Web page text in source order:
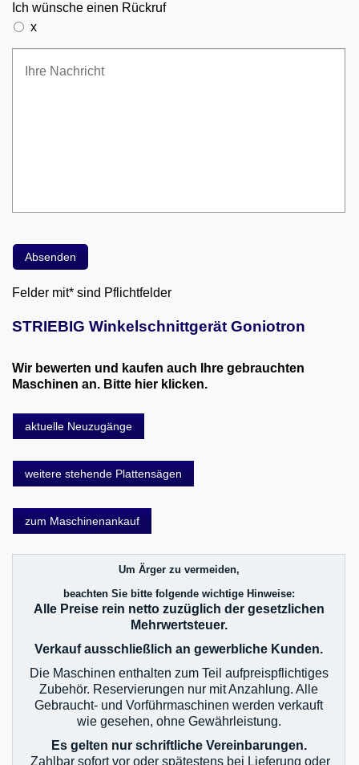
Ich wünsche einen Rückruf
x
Felder mit* sind Pflichtfelder
STRIEBIG Winkelschnittgerät Goniotron
Wir bewerten und kaufen auch Ihre gebrauchten
Maschinen an. Bitte hier klicken.
aktuelle Neuzugänge
weitere stehende Plattensägen
zum Maschinenankauf
Um Ärger zu vermeiden,
beachten Sie bitte folgende wichtige Hinweise:
Alle Preise rein netto zuzüglich der gesetzlichen
Mehrwertsteuer.
Verkauf ausschließlich an gewerbliche Kunden.
Die Maschinen enthalten zum Teil aufpreispflichtiges
Zubehör. Reservierungen nur mit Anzahlung. Alle
Gebraucht- und Vorführmaschinen werden verkauft
wie gesehen, ohne Gewährleistung.
Es gelten nur schriftliche Vereinbarungen.
Zahlbar sofort vor oder spätestens bei Lieferung oder